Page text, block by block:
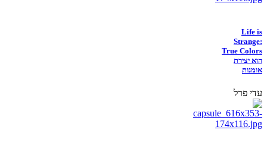
Life is
Strange:
True Colors
הוא יצירת
אומנות
עדי פרל